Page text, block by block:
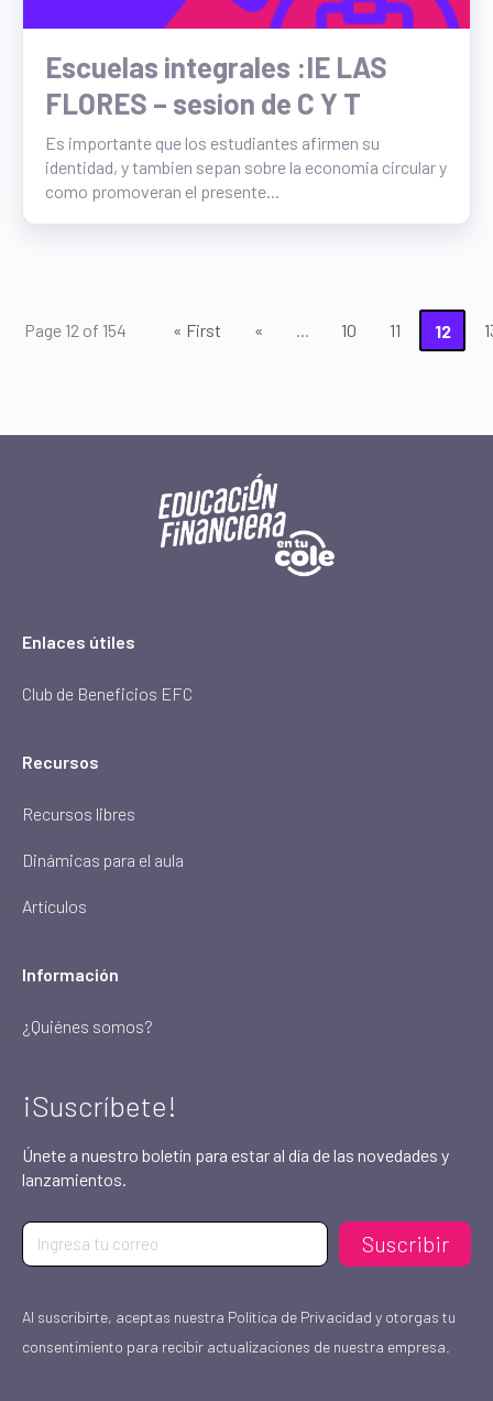
Escuelas integrales :IE LAS
FLORES – sesion de C Y T
Es importante que los estudiantes afirmen su
identidad, y tambien sepan sobre la economia circular y
como promoveran el presente...
Page 12 of 154 « First « ... 10 11 12
Enlaces útiles
Club de Beneficios EFC
Recursos
Recursos libres
Dinámicas para el aula
Artículos
Información
¿Quiénes somos?
¡Suscríbete!
Únete a nuestro boletín para estar al día de las novedades y
lanzamientos.
Suscribir
Al suscribirte, aceptas nuestra Política de Privacidad y otorgas tu
consentimiento para recibir actualizaciones de nuestra empresa.